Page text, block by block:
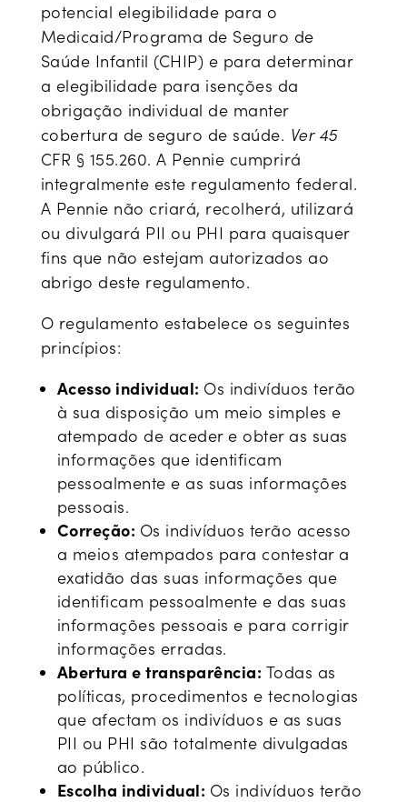
potencial elegibilidade para o
Medicaid/Programa de Seguro de
Saúde Infantil (CHIP) e para determinar
a elegibilidade para isenções da
obrigação individual de manter
cobertura de seguro de saúde. Ver 45
CFR § 155.260. A Pennie cumprirá
integralmente este regulamento federal.
A Pennie não criará, recolherá, utilizará
ou divulgará PII ou PHI para quaisquer
fins que não estejam autorizados ao
abrigo deste regulamento.
O regulamento estabelece os seguintes
princípios:
Acesso individual: Os indivíduos terão
à sua disposição um meio simples e
atempado de aceder e obter as suas
informações que identificam
pessoalmente e as suas informações
pessoais.
Correção: Os indivíduos terão acesso
a meios atempados para contestar a
exatidão das suas informações que
identificam pessoalmente e das suas
informações pessoais e para corrigir
informações erradas.
Abertura e transparência: Todas as
políticas, procedimentos e tecnologias
que afectam os indivíduos e as suas
PII ou PHI são totalmente divulgadas
ao público.
Escolha individual: Os indivíduos terão